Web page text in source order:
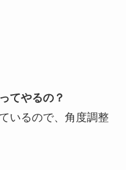
てやるの？
いるので、角度調整